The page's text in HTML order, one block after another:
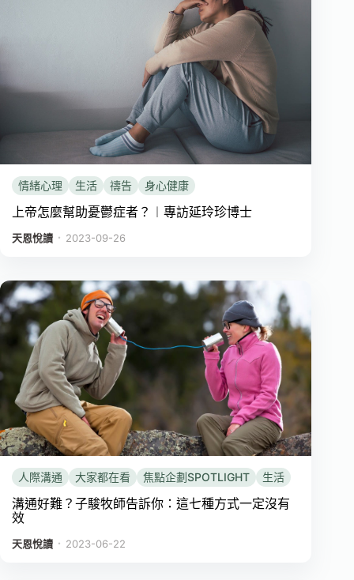
情緒心理 生活 禱告 身心健康
上帝怎麼幫助憂鬱症者？︱專訪延玲珍博士
天恩悅讀 ． 2023-09-26
人際溝通 大家都在看 焦點企劃SPOTLIGHT 生活
溝通好難？子駿牧師告訴你：這七種方式一定沒有
效
天恩悅讀 ． 2023-06-22